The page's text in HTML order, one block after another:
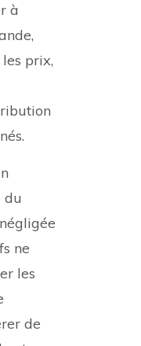
à
prix,
du
ne
les
de